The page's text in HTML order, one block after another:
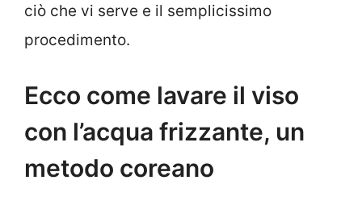
ciò che vi serve e il semplicissimo
procedimento.
Ecco come lavare il viso
con l’acqua frizzante, un
metodo coreano